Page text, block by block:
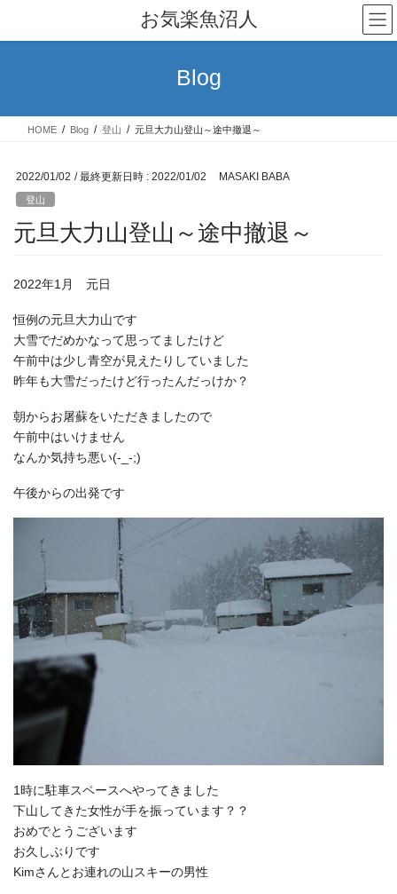
テ
ス
ゲ
ン
お気楽魚沼人
Blog
HOME Blog 登山 元旦大力山登山～途中撤退～
2022/01/02 / 最終更新日時 : 2022/01/02 MASAKI BABA
登山
元旦大力山登山～途中撤退～
2022年1月 元日
恒例の元旦大力山です
大雪でだめかなって思ってましたけど
午前中は少し青空が見えたりしていました
昨年も大雪だったけど行ったんだっけか？
朝からお屠蘇をいただきましたので
午前中はいけません
なんか気持ち悪い(-_-;)
午後からの出発です
1時に駐車スペースへやってきました
下山してきた女性が手を振っています？？
おめでとうございます
お久しぶりです
Kimさんとお連れの山スキーの男性